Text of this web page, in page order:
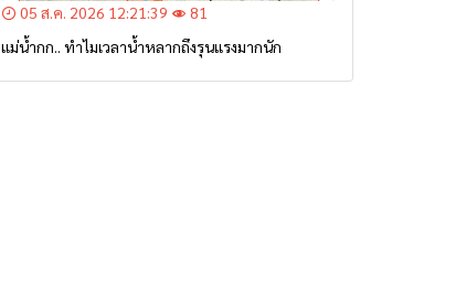
05 ส.ค. 2026 12:21:39
81
แม่น้ำกก.. ทำไมเวลาน้ำหลากถึงรุนแรงมากนัก